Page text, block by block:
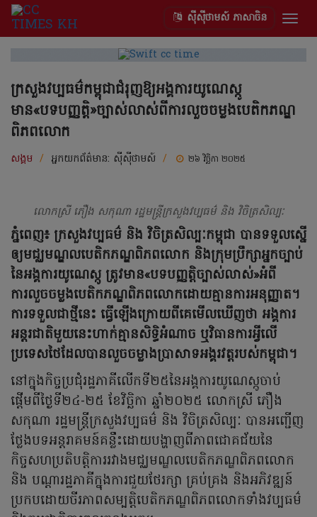
ស៊ីស៊ីថាមស៍ ភាសាចិន
ក្រសួងវប្បធម៌កម្ពុជាជំរុញឱ្យអង្គការយូណេស្កូ
មាន«បទបញ្ញត្តិ»ច្បាស់លាស់ពីការលួចចម្លងបេតិកភណ្ឌ
ពិភពលោក
សង្គម / អ្នកយកព័ត៌មាន: ស៊ីស៊ីថាមស៍ / ២៦ វិច្ឆិកា ២០២៥
លោកស្រី ភឿង សកុណា រដ្ឋមន្ត្រីក្រសួងវប្បធម៌ និង វិចិត្រសិល្បៈ
ភ្នំពេញ៖ ក្រសួងវប្បធម៌ និង វិចិត្រសិល្បៈកម្ពុជា បានទទួលស្នើ
ឲ្យមជ្ឈមណ្ឌលបេតិកភណ្ឌពិភពលោក និងក្រុមប្រឹក្សាអ្នកច្បាប់
នៃអង្គការយូណេស្កូ ត្រូវមាន«បទបញ្ញត្តិច្បាស់លាស់»អំពី
ការលួចចម្លងបេតិកភណ្ឌពិភពលោកដោយគ្មានការអនុញ្ញាត។
ការទទួលជាថ្មីនេះ ធ្វើឡើងក្រោយពីគេមើលឃើញថា អង្គការ
អន្តរជាតិមួយនេះហាក់គ្មានសិទ្ធិអំណាច ឬវិធានការអ្វីលើ
ប្រទេសថៃដែលបានលួចចម្លាងប្រាសាទអង្គរវត្តរបស់កម្ពុជា។
នៅក្នុងកិច្ចប្រជុំរដ្ឋភាគីលើកទី២៥នៃអង្គការយូណេស្កូចាប់
ផ្តើមពីថ្ងៃទី២៤-២៥ ខែវិច្ឆិកា ឆ្នាំ២០២៥ លោកស្រី ភឿង
សកុណា រដ្ឋមន្ត្រីក្រសួងវប្បធម៌ និង វិចិត្រសិល្បៈ បានអញ្ជើញ
ថ្លែងបទអន្តរាគមន៍គន្លឹះដោយបង្ហាញពីភាពជោគជ័យនៃ
កិច្ចសហប្រតិបត្តិការរវាងមជ្ឈមណ្ឌលបេតិកភណ្ឌពិភពលោក
និង បណ្តារដ្ឋភាគីក្នុងការជួយថែរក្សា គ្រប់គ្រង និងអភិវឌ្ឍន៍
ប្រកបដោយចីរភាពសម្បត្តិបេតិកភណ្ឌពិភពលោកទាំងវប្បធម៌